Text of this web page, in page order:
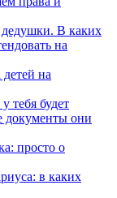
дедушки. В каких
на
детей на
тебя будет
документы они
просто о
в каких